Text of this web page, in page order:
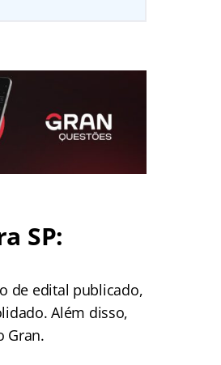
SP:
de edital publicado,
Além disso,
Gran.